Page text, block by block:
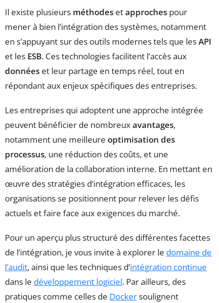
Il existe plusieurs méthodes etapproches pour
mener à bien l’intégration des systèmes, notamment
en s’appuyant sur des outils modernes tels que lesAPI
et les ESB. Ces technologies facilitent l’accès aux
données et leur partage en temps réel, tout en
répondant aux enjeux spécifiques des entreprises.
Les entreprises qui adoptent une approche intégrée
peuvent bénéficier de nombreuxavantages,
notamment une meilleure optimisation des
processus, une réduction des coûts, et une
amélioration de la collaboration interne. En mettant en
œuvre des stratégies d’intégration efficaces, les
organisations se positionnent pour relever les défis
actuels et faire face aux exigences du marché.
Pour un aperçu plus structuré des différentes facettes
de l’intégration, je vous invite à explorer le domaine de
l’audit, ainsi que les techniques d’intégration continue
dans le développement logiciel. Par ailleurs, des
pratiques comme celles de Dockersoulignent